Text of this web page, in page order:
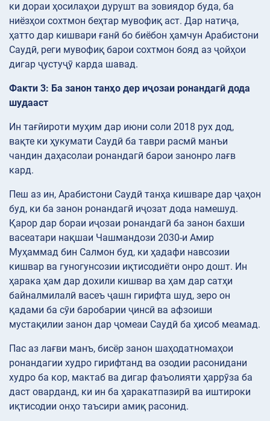
ки дораи ҳосилаҳои дурушт ва зовиядор буда, ба
ниёзҳои сохтмон беҳтар мувофиқ аст. Дар натиҷа,
ҳатто дар кишвари ғанӣ бо биёбон ҳамчун Арабистони
Саудӣ, реги мувофиқ барои сохтмон бояд аз ҷойҳои
дигар ҷустуҷӯ карда шавад.
Факти 3: Ба занон танҳо дер иҷозаи ронандагӣ дода
шудааст
Ин тағйироти муҳим дар июни соли 2018 рух дод,
вақте ки ҳукумати Саудӣ ба таври расмӣ манъи
чандин даҳасолаи ронандагӣ барои занонро лағв
кард.
Пеш аз ин, Арабистони Саудӣ танҳа кишваре дар ҷаҳон
буд, ки ба занон ронандагӣ иҷозат дода намешуд.
Қарор дар бораи иҷозаи ронандагӣ ба занон бахши
васеатари нақшаи Чашмандози 2030-и Амир
Муҳаммад бин Салмон буд, ки ҳадафи навсозии
кишвар ва гуногунсозии иқтисодиёти онро дошт. Ин
ҳарака ҳам дар дохили кишвар ва ҳам дар сатҳи
байналмилалӣ васеъ ҷашн гирифта шуд, зеро он
қадами ба сӯи баробарии ҷинсӣ ва афзоиши
мустақилии занон дар ҷомеаи Саудӣ ба ҳисоб меамад.
Пас аз лағви манъ, бисёр занон шаҳодатномаҳои
ронандагии худро гирифтанд ва озодии расонидани
худро ба кор, мактаб ва дигар фаъолияти ҳаррӯза ба
даст оварданд, ки ин ба ҳаракатпазирӣ ва иштироки
иқтисодии онҳо таъсири амиқ расонид.